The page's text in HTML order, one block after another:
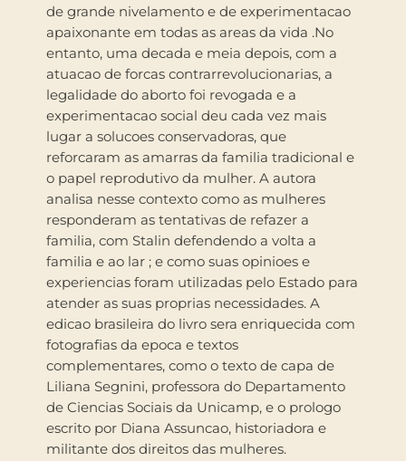
de grande nivelamento e de experimentacao
apaixonante em todas as areas da vida .No
entanto, uma decada e meia depois, com a
atuacao de forcas contrarrevolucionarias, a
legalidade do aborto foi revogada e a
experimentacao social deu cada vez mais
lugar a solucoes conservadoras, que
reforcaram as amarras da familia tradicional e
o papel reprodutivo da mulher. A autora
analisa nesse contexto como as mulheres
responderam as tentativas de refazer a
familia, com Stalin defendendo a volta a
familia e ao lar ; e como suas opinioes e
experiencias foram utilizadas pelo Estado para
atender as suas proprias necessidades. A
edicao brasileira do livro sera enriquecida com
fotografias da epoca e textos
complementares, como o texto de capa de
Liliana Segnini, professora do Departamento
de Ciencias Sociais da Unicamp, e o prologo
escrito por Diana Assuncao, historiadora e
militante dos direitos das mulheres.